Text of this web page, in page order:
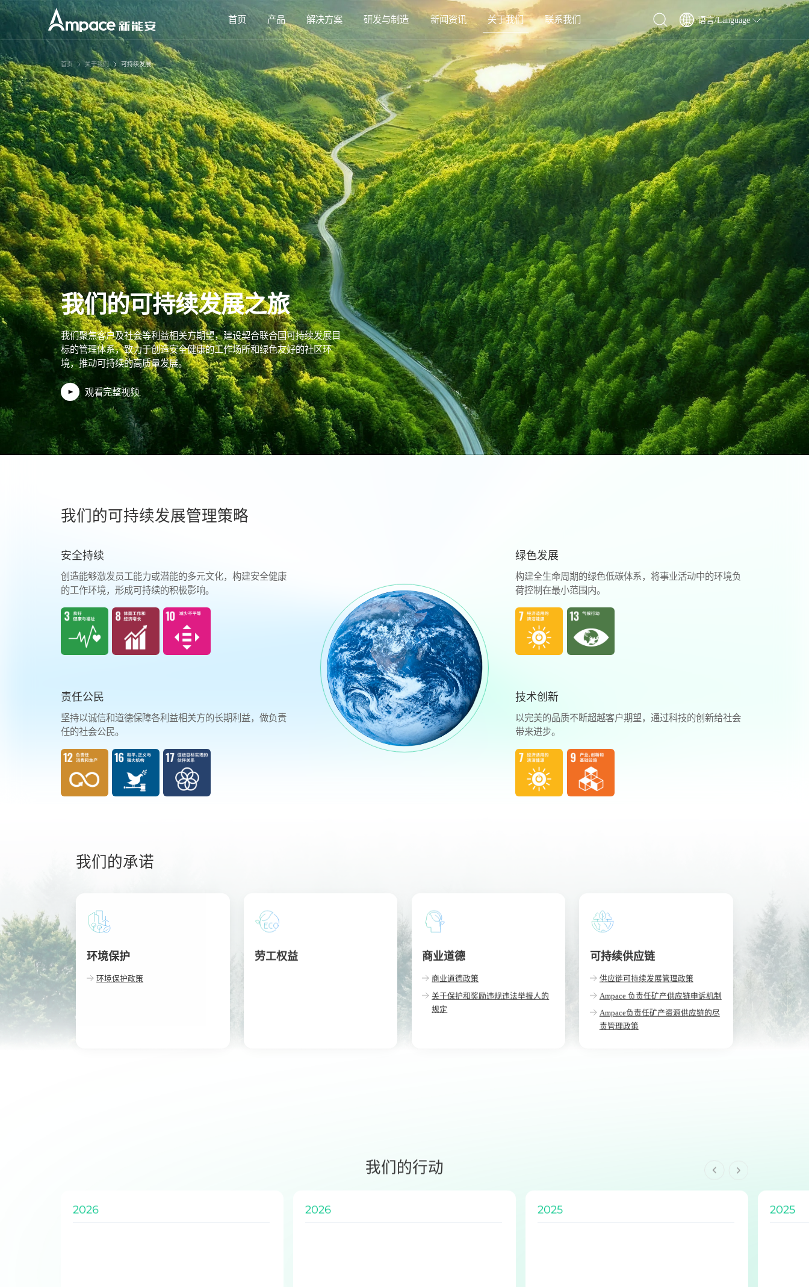
首页 产品 解决方案 研发与制造 新闻资讯 关于我们 联系我们 语言/Language
产品
电芯
能源存储
低空飞行
电动工具
清洁工具
泛机器人
短途出行
电芯
软包/圆柱/方形/异形全覆盖
JP系列 EP系列
昆仑系列 SP系列
E30P
数据中心 UPS/BBU 工商业储能
家庭储能 工业级移动电源
无人机电池 垂直起降飞行器电池
小型工具电池 中型工具电池
大型工具电池
随手吸电池 手持吸尘器电池
扫地机器人电池
机器人电池 物流机器人电池
电动摩托车电池 电动自行车电池
电助力自行车电池 共享/换电电池
电动三轮/四轮车电池
解决方案
能源存储
低空飞行
电动工具
清洁工具
泛机器人
短途出行
能源存储概况
数据中心
全程守护, 永续供电
工商业储能
高效蓄能，智享收益
家庭储能
智慧储电，畅享生活
工业级移动电源
灵活供电，持续作业
了解我们的可持续发展贡献
查看详情
低空飞行概况
无人机
智御长空，从容远征
电动垂直起降飞行器
垂直未来，从容启航
了解我们的可持续发展贡献
查看详情
电动工具概况
小型工具
精准发力，得心应手
中型工具
强力迸发，游刃有余
大型工具
动力全开，持久攻坚
了解我们的可持续发展贡献
查看详情
清洁工具概况
随手吸
随拿随吸，一触即净
手持吸尘器
芯强轻净，持久相伴
扫地机器人
高能电芯，全屋畅扫
了解我们的可持续发展贡献
查看详情
泛机器人概况
机器人
智慧动能，自在运行
物流机器人
稳定高效，使命必达
了解我们的可持续发展贡献
查看详情
短途出行概况
电动摩托车
驾驭性能，劲在掌握
电动自行车
长伴出行，安心无忧
电动三轮/四轮车
稳如泰山，重载耐久
电助力自行车
强芯蓄能，远行无忧
共享/换电
便捷高效，快意随行
了解我们的可持续发展贡献
查看详情
研发与制造
产品理念 前沿技术 核心实力
关于我们
关于新能安
可持续发展
公司介绍
企业文化
荣誉&奖项
引领创新
可持续发展策略
我们的承诺
我们的行动
相关资料
联系我们
联系我们 加入我们 采购信息
我们的可持续发展之旅
我们聚焦客户及社会等利益相关方期望，建设契合联合国可持续发展目
标的管理体系，致力于创造安全健康的工作场所和绿色友好的社区环
境，推动可持续的高质量发展。
观看完整视频
首页 关于我们 可持续发展
我们的可持续发展管理策略
安全持续
创造能够激发员工能力或潜能的多元文化，构建安全健康
的工作环境，形成可持续的积极影响。
绿色发展
构建全生命周期的绿色低碳体系，将事业活动中的环境负
荷控制在最小范围内。
责任公民
坚持以诚信和道德保障各利益相关方的长期利益，做负责
任的社会公民。
技术创新
以完美的品质不断超越客户期望，通过科技的创新给社会
带来进步。
我们的承诺
环境保护
环境保护政策
劳工权益 商业道德
商业道德政策
关于保护和奖励违规违法举报人的
规定
可持续供应链
供应链可持续发展管理政策
Ampace 负责任矿产供应链申诉机制
Ampace负责任矿产资源供应链的尽
责管理政策
我们的行动
2026 2025 2025 2025